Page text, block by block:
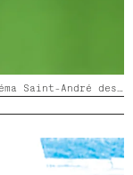
Paris, Cinéma Saint-André des Arts